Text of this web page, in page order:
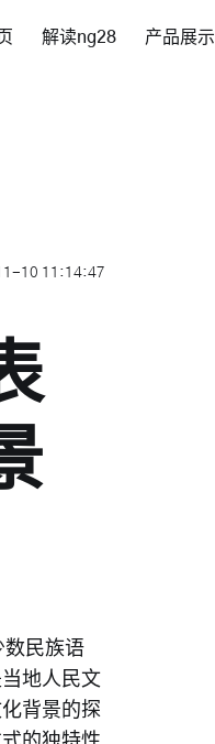
解读ng28 产品展示
10 11:14:47
数民族语
地人民文
背景的探